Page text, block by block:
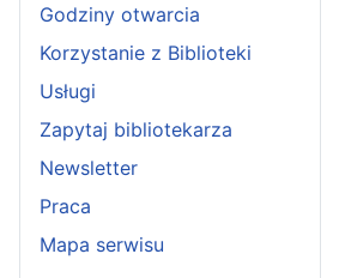
Godziny otwarcia
Korzystanie z Biblioteki
Usługi
Zapytaj bibliotekarza
Newsletter
Praca
Mapa serwisu